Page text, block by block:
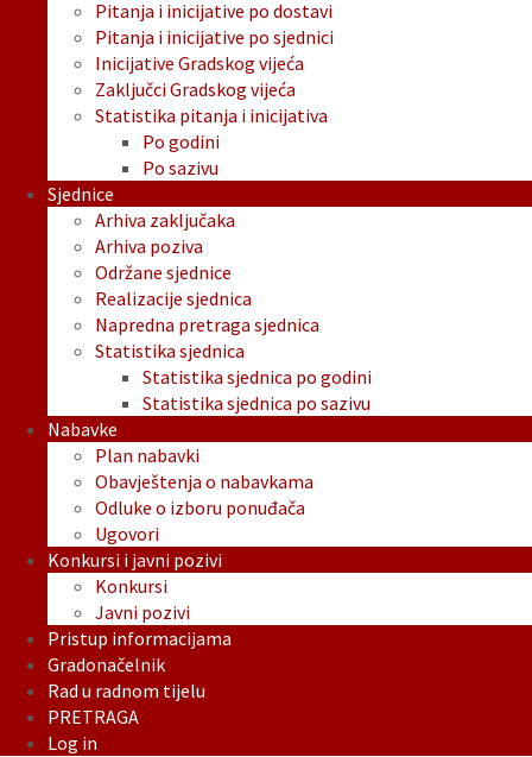
Pitanja i inicijative po dostavi
Pitanja i inicijative po sjednici
Inicijative Gradskog vijeća
Zaključci Gradskog vijeća
Statistika pitanja i inicijativa
Po godini
Po sazivu
Sjednice
Arhiva zaključaka
Arhiva poziva
Održane sjednice
Realizacije sjednica
Napredna pretraga sjednica
Statistika sjednica
Statistika sjednica po godini
Statistika sjednica po sazivu
Nabavke
Plan nabavki
Obavještenja o nabavkama
Odluke o izboru ponuđača
Ugovori
Konkursi i javni pozivi
Konkursi
Javni pozivi
Pristup informacijama
Gradonačelnik
Rad u radnom tijelu
PRETRAGA
Log in